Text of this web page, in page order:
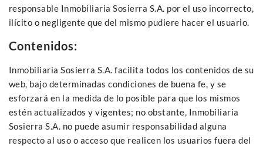
responsable Inmobiliaria Sosierra S.A. por el uso incorrecto,
ilícito o negligente que del mismo pudiere hacer el usuario.
Contenidos:
Inmobiliaria Sosierra S.A. facilita todos los contenidos de su
web, bajo determinadas condiciones de buena fe, y se
esforzará en la medida de lo posible para que los mismos
estén actualizados y vigentes; no obstante, Inmobiliaria
Sosierra S.A. no puede asumir responsabilidad alguna
respecto al uso o acceso que realicen los usuarios fuera del